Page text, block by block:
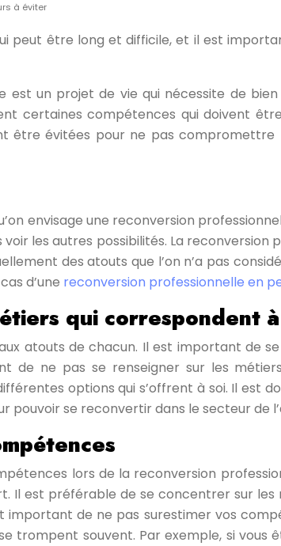
à éviter
peut être long et difficile, et il est
est un projet de vie qui nécessite de
certaines compétences qui doivent
être évitées pour ne pas
envisage une reconversion
voir les autres possibilités. La
des atouts que l’on n’a pas
d’une reconversion professionnelle en
qui correspondent
atouts de chacun. Il est important de
de ne pas se renseigner sur les
options qui s’offrent à soi. Il est
pouvoir se reconvertir dans le secteur de
lors de la reconversion
est préférable de se concentrer sur
de ne pas surestimer vos
trompent souvent. Par exemple, si